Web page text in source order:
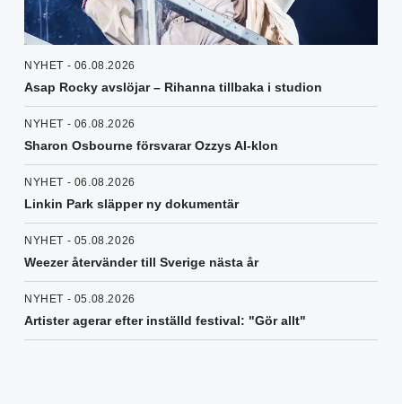
NYHET - 06.08.2026
Asap Rocky avslöjar – Rihanna tillbaka i studion
NYHET - 06.08.2026
Sharon Osbourne försvarar Ozzys AI-klon
NYHET - 06.08.2026
Linkin Park släpper ny dokumentär
NYHET - 05.08.2026
Weezer återvänder till Sverige nästa år
NYHET - 05.08.2026
Artister agerar efter inställd festival: "Gör allt"